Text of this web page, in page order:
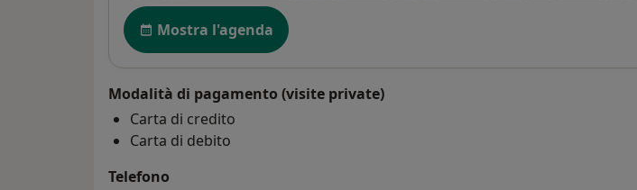
Disponibilità
Mostra l'agenda
Modalità di pagamento (visite private)
Carta di credito
Carta di debito
Telefono